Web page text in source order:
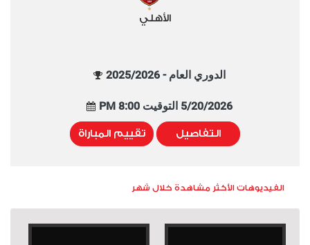
الأهلي
الدوري العام - 2025/2026
5/20/2026 التوقيت 8:00 PM
التفاصيل تقييم المباراة
الفيديوهات الأكثر مشاهدة خلال شهر